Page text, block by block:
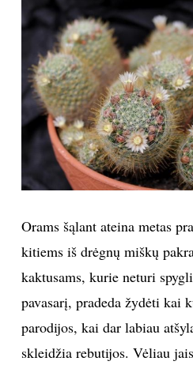
Orams šąlant ateina metas
kitiems iš drėgnų miškų
kaktusams, kurie neturi
pavasarį, pradeda žydėti kai
parodijos, kai dar labiau
skleidžia rebutijos. Vėliau